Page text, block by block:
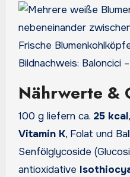
Frische
Bildnachweis: Baloncici
Nährwerte &
100 g liefern ca. 25 kcal
Vitamin K, Folat und
Senfölglycoside
antioxidative